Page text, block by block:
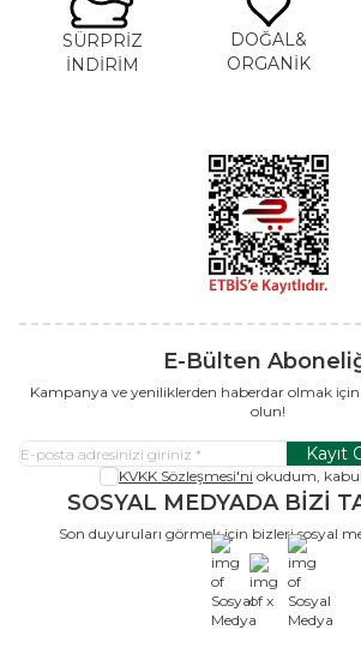
SÜRPRİZ
İNDİRİM
DOĞAL&
ORGANİK
E-Bülten
Kampanya ve yeniliklerden haberdar olmak
olun!
Kayıt
KVKK Sözleşmesi'ni okudum,
SOSYAL MEDYADA BİZİ
Son duyuruları görmek için bizleri sosyal
x